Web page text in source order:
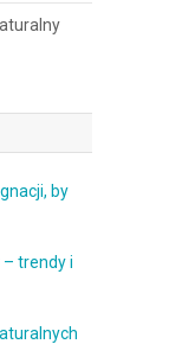
by
trendy i